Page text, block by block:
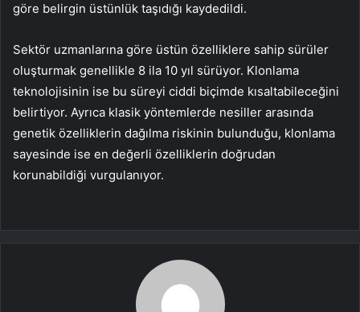
göre belirgin üstünlük taşıdığı kaydedildi.
Sektör uzmanlarına göre üstün özelliklere sahip sürüler
oluşturmak genellikle 8 ila 10 yıl sürüyor. Klonlama
teknolojisinin ise bu süreyi ciddi biçimde kısaltabileceğini
belirtiyor. Ayrıca klasik yöntemlerde nesiller arasında
genetik özelliklerin dağılma riskinin bulunduğu, klonlama
sayesinde ise en değerli özelliklerin doğrudan
korunabildiği vurgulanıyor.